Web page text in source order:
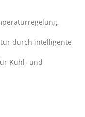
durch intelligente
Kühl- und